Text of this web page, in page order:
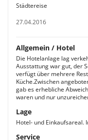
Städtereise
27.04.2016
Allgemein / Hotel
Die Hotelanlage lag
Ausstattung war gut, der
verfügt über mehrere
Küche.Zwischen
gab es erhebliche
waren und nur
Lage
Hotel- und Einkaufsareal.
Service